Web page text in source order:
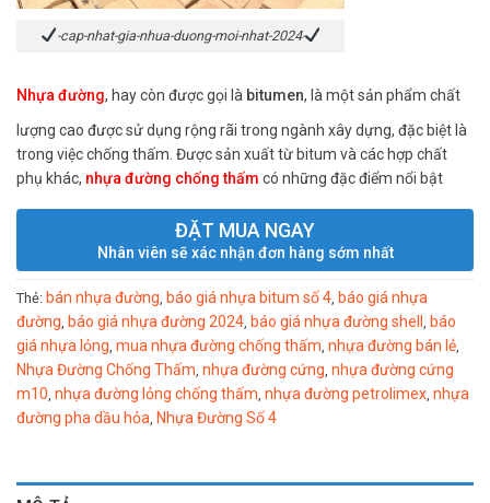
-cap-nhat-gia-nhua-duong-moi-nhat-2024-
Nhựa đường, hay còn được gọi là bitumen, là một sản phẩm chất
lượng cao được sử dụng rộng rãi trong ngành xây dựng, đặc biệt là
trong việc chống thấm. Được sản xuất từ bitum và các hợp chất
phụ khác, nhựa đường chống thấm có những đặc điểm nổi bật
ĐẶT MUA NGAY
Nhân viên sẽ xác nhận đơn hàng sớm nhất
Thẻ: bán nhựa đường báo giá nhựa bitum số 4 báo giá nhựa
đường báo giá nhựa đường 2024 báo giá nhựa đường shell
báo
giá nhựa lỏng mua nhựa đường chống thấm nhựa đường bán lẻ
Nhựa Đường Chống Thấm nhựa đường cứng nhựa đường cứng
m10 nhựa đường lỏng chống thấm nhựa đường petrolimex nhựa
đường pha dầu hỏa Nhựa Đường Số 4